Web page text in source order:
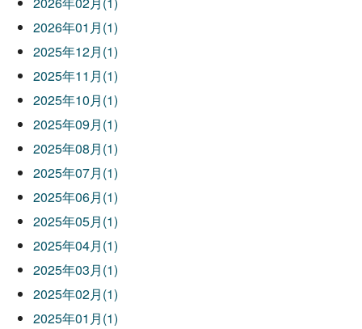
2026年01月(1)
2025年12月(1)
2025年11月(1)
2025年10月(1)
2025年09月(1)
2025年08月(1)
2025年07月(1)
2025年06月(1)
2025年05月(1)
2025年04月(1)
2025年03月(1)
2025年02月(1)
2025年01月(1)